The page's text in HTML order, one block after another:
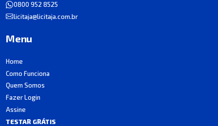
0800 952 8525
licitaja@licitaja.com.br
Menu
Home
Como Funciona
Quem Somos
Fazer Login
Assine
TESTAR GRÁTIS